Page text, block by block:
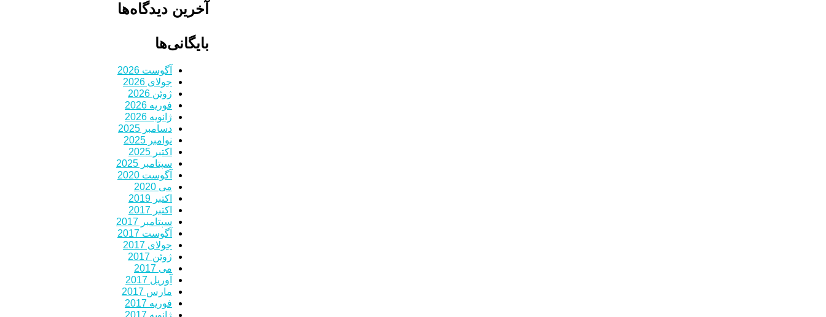
آخرین دیدگاه‌ها
بایگانی‌ها
آگوست 2026
جولای 2026
ژوئن 2026
فوریه 2026
ژانویه 2026
دسامبر 2025
نوامبر 2025
اکتبر 2025
سپتامبر 2025
آگوست 2020
می 2020
اکتبر 2019
اکتبر 2017
سپتامبر 2017
آگوست 2017
جولای 2017
ژوئن 2017
می 2017
آوریل 2017
مارس 2017
فوریه 2017